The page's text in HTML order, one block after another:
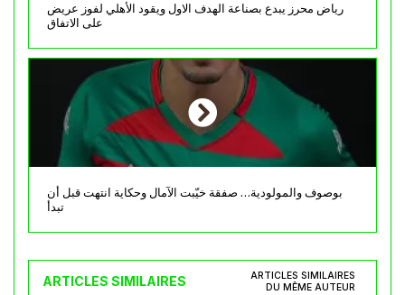
رياض محرز يبدع بصناعة الهدف الاول ويقود الأهلي لفوز عريض
على الاتفاق
بوصوف والمولودية… صفقة خيّبت الآمال وحكاية انتهت قبل أن
تبدأ
ARTICLES SIMILAIRES
ARTICLES SIMILAIRES
DU MÊME AUTEUR